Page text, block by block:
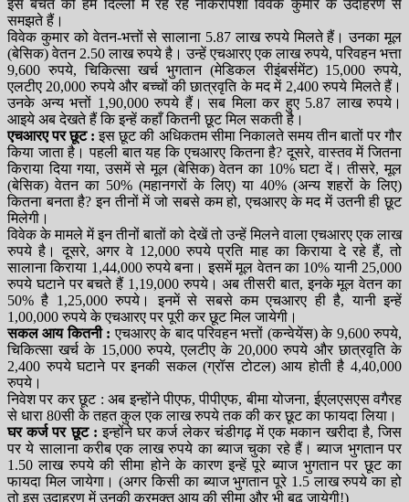
इस बचत को हम दिल्ली में रह रहे नौकरीपेशा विवेक कुमार के उदाहरण से
समझते हैं।
विवेक कुमार को वेतन-भत्तों से सालाना 5.87 लाख रुपये मिलते हैं। उनका मूल
(बेसिक) वेतन 2.50 लाख रुपये है। उन्हें एचआरए एक लाख रुपये, परिवहन भत्ता
9,600 रुपये, चिकित्सा खर्च भुगतान (मेडिकल रीइंबर्समेंट) 15,000 रुपये,
एलटीए 20,000 रुपये और बच्चों की छात्रवृति के मद में 2,400 रुपये मिलते हैं।
उनके अन्य भत्तों 1,90,000 रुपये हैं। सब मिला कर हुए 5.87 लाख रुपये।
आइये अब देखते हैं कि इन्हें कहाँ कितनी छूट मिल सकती है।
एचआरए पर छूट : इस छूट की अधिकतम सीमा निकालते समय तीन बातों पर गौर
किया जाता है। पहली बात यह कि एचआरए कितना है? दूसरे, वास्तव में जितना
किराया दिया गया, उसमें से मूल (बेसिक) वेतन का 10% घटा दें। तीसरे, मूल
(बेसिक) वेतन का 50% (महानगरों के लिए) या 40% (अन्य शहरों के लिए)
कितना बनता है? इन तीनों में जो सबसे कम हो, एचआरए के मद में उतनी ही छूट
मिलेगी।
विवेक के मामले में इन तीनों बातों को देखें तो उन्हें मिलने वाला एचआरए एक लाख
रुपये है। दूसरे, अगर वे 12,000 रुपये प्रति माह का किराया दे रहे हैं, तो
सालाना किराया 1,44,000 रुपये बना। इसमें मूल वेतन का 10% यानी 25,000
रुपये घटाने पर बचते हैं 1,19,000 रुपये। अब तीसरी बात, इनके मूल वेतन का
50% है 1,25,000 रुपये। इनमें से सबसे कम एचआरए ही है, यानी इन्हें
1,00,000 रुपये के एचआरए पर पूरी कर छूट मिल जायेगी।
सकल आय कितनी : एचआरए के बाद परिवहन भत्तों (कन्वेयेंस) के 9,600 रुपये,
चिकित्सा खर्च के 15,000 रुपये, एलटीए के 20,000 रुपये और छात्रवृति के
2,400 रुपये घटाने पर इनकी सकल (ग्रॉस टोटल) आय होती है 4,40,000
रुपये।
निवेश पर कर छूट : अब इन्होंने पीएफ, पीपीएफ, बीमा योजना, ईएलएसएस वगैरह
से धारा 80सी के तहत कुल एक लाख रुपये तक की कर छूट का फायदा लिया।
घर कर्ज पर छूट : इन्होंने घर कर्ज लेकर चंडीगढ़ में एक मकान खरीदा है, जिस
पर ये सालाना करीब एक लाख रुपये का ब्याज चुका रहे हैं। ब्याज भुगतान पर
1.50 लाख रुपये की सीमा होने के कारण इन्हें पूरे ब्याज भुगतान पर छूट का
फायदा मिल जायेगा। (अगर किसी का ब्याज भुगतान पूरे 1.5 लाख रुपये का हो
तो इस उदाहरण में उनकी करमुक्त आय की सीमा और भी बढ़ जायेगी!)